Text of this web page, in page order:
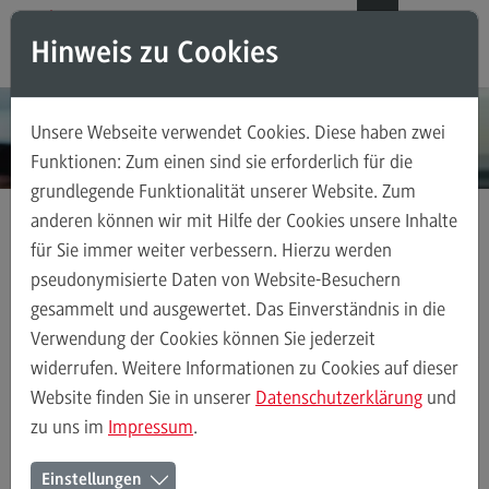
Direkt zum Inhalt
Direkt zum Hauptmenu
Direkt zum Footer
Modul-O-Mat
Masterstudiengänge
Accounting, Controlling, Taxation
Accounting, Controlling, Taxation
Modulangebot
Berufsperspektiven
Kontakt
Advanced Practice in Healthcare
Advanced Practice in Healthcare
Rahmenbedingungen
Masterstudiengänge Sales and Negotiation
Sales and Negotiation Modulangebot Berufsperspektiven
Master Sales and Negotiation
Hinweis zu Cookies
Unsere Webseite verwendet Cookies. Diese haben zwei
Funktionen: Zum einen sind sie erforderlich für die
grundlegende Funktionalität unserer Website. Zum
anderen können wir mit Hilfe der Cookies unsere Inhalte
für Sie immer weiter verbessern. Hierzu werden
pseudonymisierte Daten von Website-Besuchern
gesammelt und ausgewertet. Das Einverständnis in die
Verwendung der Cookies können Sie jederzeit
widerrufen. Weitere Informationen zu Cookies auf dieser
Website finden Sie in unserer Datenschutzerklärung und
zu uns im Impressum.
Einstellungen